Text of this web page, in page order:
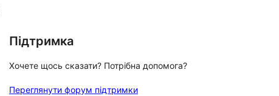
Підтримка
Хочете щось сказати? Потрібна допомога?
Переглянути форум підтримки